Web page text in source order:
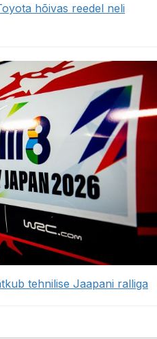
hõivas reedel neli
tehnilise Jaapani ralliga